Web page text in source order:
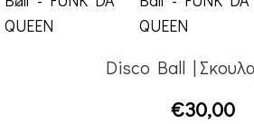
Disco Ball |
€30,00